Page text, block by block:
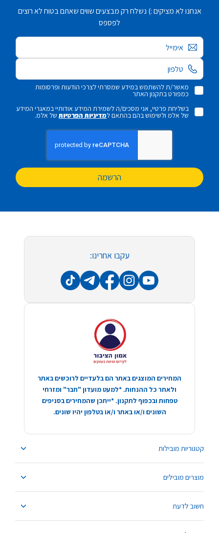
אנחנו לא מציקים :) נשלח רק מבצעים שווים שאתם בטוח לא רוצים
לפספס
אימייל
מאשר/ת להשתמש במידע שמסרתי לצרכי הודעות ופרסומות
כמפורט בתקנון האתר
בשליחת פרטיי, אני מסכים/ה לשמירת המידע אודותיי במאגרי המידע
של אלמ ולשימוש בהם בהתאם למדיניות הפרטיותשל אלמ.
הרשמה
קטגוריות מובילות
מוצרים מובילים
חשוב לדעת
עקבו אחרינו:
המחירים המוצגים באתר הם בלעדיים לרוכשים באתר
ולאחר כל ההנחות. *למעט מועדון "חבר" ומזרחי
טפחות ובכפוף לתקנון. *ייתכן שהמחירים בסניפים
השונים ו/או באתר ו/או בטלפון יהיו שונים.